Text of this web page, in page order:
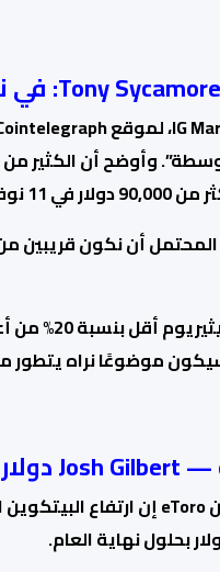
وأوضح أن الكثير من
أن نكون قريبين
“على سبيل
موضوعًا نراه يتطور
ارتفاع البيتكوين